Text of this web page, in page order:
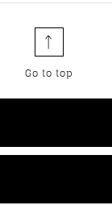
Go to top